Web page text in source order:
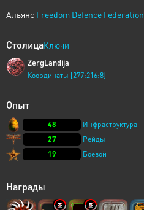
Альянс Freedom Defence Federation
СтолицаКлючи
ZergLandija
Координаты [277:216:8]
Опыт
48
Инфраструктура
27
Рейды
19
Боевой
Награды